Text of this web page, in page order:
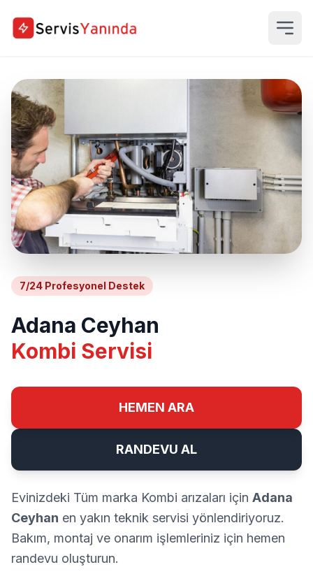
7/24 Profesyonel Destek
Adana Ceyhan
Kombi Servisi
HEMEN ARA
RANDEVU AL
Evinizdeki Tüm marka Kombi arızaları için Adana
Ceyhan en yakın teknik servisi yönlendiriyoruz.
Bakım, montaj ve onarım işlemleriniz için hemen
randevu oluşturun.